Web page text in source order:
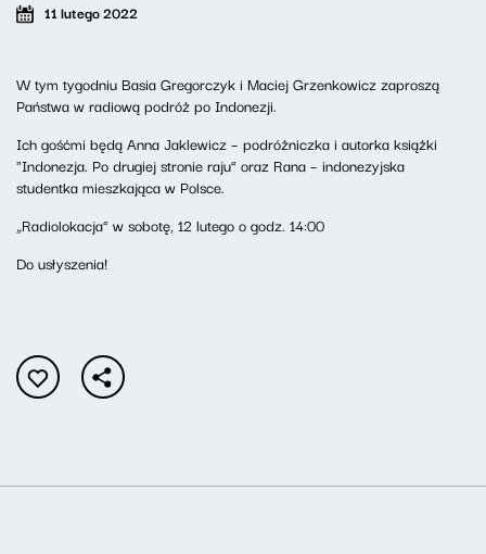
11 lutego 2022
W tym tygodniu Basia Gregorczyk i Maciej Grzenkowicz zaproszą
Państwa w radiową podróż po Indonezji.
Ich gośćmi będą Anna Jaklewicz – podróżniczka i autorka książki
"Indonezja. Po drugiej stronie raju” oraz Rana – indonezyjska
studentka mieszkająca w Polsce.
„Radiolokacja” w sobotę, 12 lutego o godz. 14:00
Do usłyszenia!